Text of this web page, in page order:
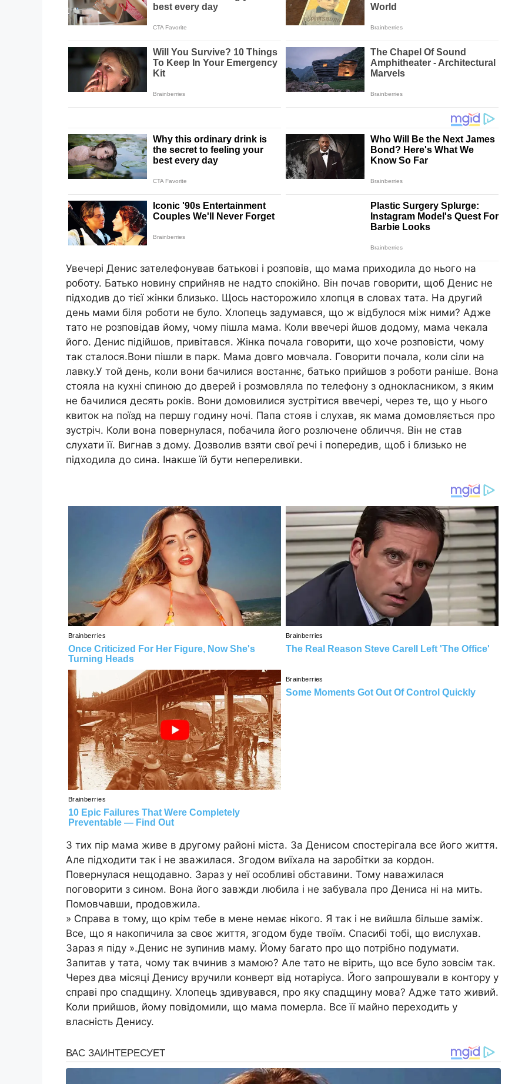
Увечері Денис зателефонував батькові і розповів, що мама приходила до нього на
роботу. Батько новину сприйняв не надто спокійно. Він почав говорити, щоб Денис не
підходив до тієї жінки близько. Щось насторожило хлопця в словах тата. На другий
день мами біля роботи не було. Хлопець задумався, що ж відбулося між ними? Адже
тато не розповідав йому, чому пішла мама. Коли ввечері йшов додому, мама чекала
його. Денис підійшов, привітався. Жінка почала говорити, що хоче розповісти, чому
так сталося.Вони пішли в парк. Мама довго мовчала. Говорити почала, коли сіли на
лавку.У той день, коли вони бачилися востаннє, батько прийшов з роботи раніше. Вона
стояла на кухні спиною до дверей і розмовляла по телефону з однокласником, з яким
не бачилися десять років. Вони домовилися зустрітися ввечері, через те, що у нього
квиток на поїзд на першу годину ночі. Папа стояв і слухав, як мама домовляється про
зустріч. Коли вона повернулася, побачила його розлючене обличчя. Він не став
слухати її. Вигнав з дому. Дозволив взяти свої речі і попередив, щоб і близько не
підходила до сина. Інакше їй бути непереливки.
З тих пір мама живе в другому районі міста. За Денисом спостерігала все його життя.
Але підходити так і не зважилася. Згодом виїхала на заробітки за кордон.
Повернулася нещодавно. Зараз у неї особливі обставини. Тому наважилася
поговорити з сином. Вона його завжди любила і не забувала про Дениса ні на мить.
Помовчавши, продовжила.
» Справа в тому, що крім тебе в мене немає нікого. Я так і не вийшла більше заміж.
Все, що я накопичила за своє життя, згодом буде твоїм. Спасибі тобі, що вислухав.
Зараз я піду ».Денис не зупинив маму. Йому багато про що потрібно подумати.
Запитав у тата, чому так вчинив з мамою? Але тато не вірить, що все було зовсім так.
Через два місяці Денису вручили конверт від нотаріуса. Його запрошували в контору у
справі про спадщину. Хлопець здивувався, про яку спадщину мова? Адже тато живий.
Коли прийшов, йому повідомили, що мама померла. Все її майно переходить у
власність Денису.